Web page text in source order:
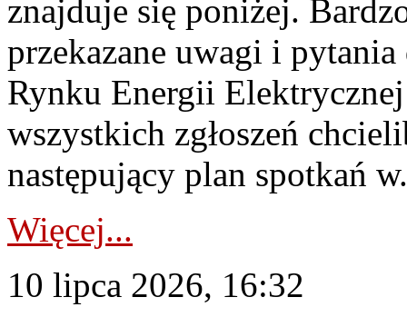
znajduje się poniżej.
przekazane uwagi i
Rynku Energii
wszystkich zgłoszeń
następujący plan spotkań
Więcej...
10 lipca 2026, 16:32